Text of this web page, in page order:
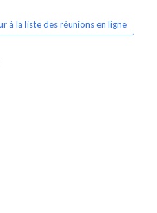
à la liste des réunions en ligne